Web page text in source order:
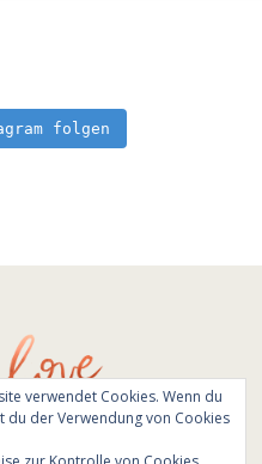
folgen
is love 2017.
verwendet Cookies. Wenn du
du der Verwendung von Cookies